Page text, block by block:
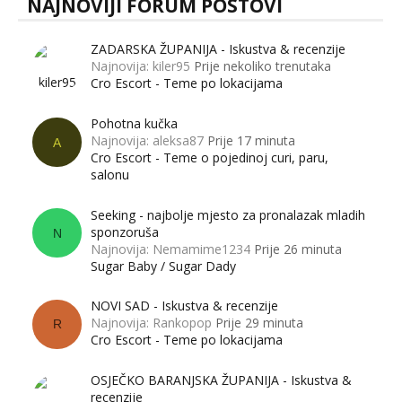
NAJNOVIJI FORUM POSTOVI
ZADARSKA ŽUPANIJA - Iskustva & recenzije
Najnovija: kiler95 Prije nekoliko trenutaka
Cro Escort - Teme po lokacijama
A
Pohotna kučka
Najnovija: aleksa87 Prije 17 minuta
Cro Escort - Teme o pojedinoj curi, paru,
salonu
N
Seeking - najbolje mjesto za pronalazak mladih
sponzoruša
Najnovija: Nemamime1234 Prije 26 minuta
Sugar Baby / Sugar Dady
R
NOVI SAD - Iskustva & recenzije
Najnovija: Rankopop Prije 29 minuta
Cro Escort - Teme po lokacijama
OSJEČKO BARANJSKA ŽUPANIJA - Iskustva &
recenzije